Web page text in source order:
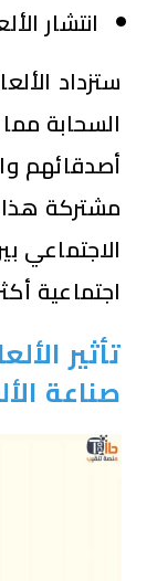
انتشار
ستزداد
السحابة
أصدقائهم
مشتركة
الاجتماعي
اجتماعية
تأثير
صناعة